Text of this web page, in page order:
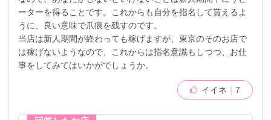
ーターを得ることです。これからも自分を指名して貰えるよ
うに、良い意味で爪痕を残すのです。
当店は新人期間が終わっても稼げますが、東京のそのお店で
は稼げないようなので、これからは指名意識もしつつ、お仕
事をしてみてはいかがでしょうか。
イイネ 7